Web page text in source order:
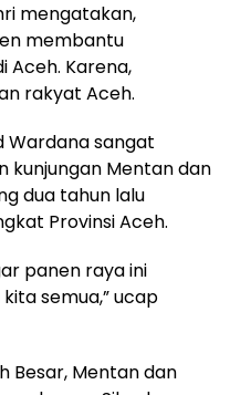
mengatakan,
membantu
Aceh. Karena,
rakyat Aceh.
Wardana sangat
kunjungan Mentan dan
dua tahun lalu
Provinsi Aceh.
panen raya ini
semua,” ucap
Besar, Mentan dan